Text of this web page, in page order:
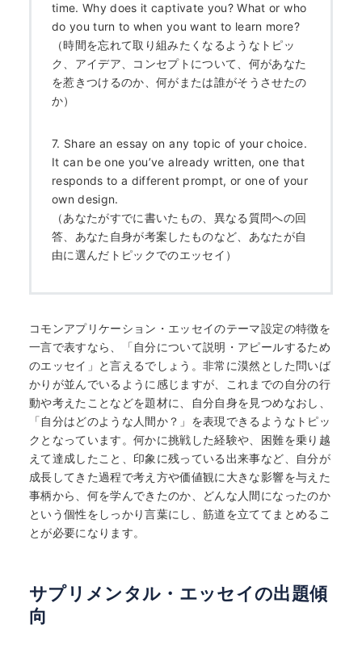
time. Why does it captivate you? What or who
do you turn to when you want to learn more?
（時間を忘れて取り組みたくなるようなトピッ
ク、アイデア、コンセプトについて、何があなた
を惹きつけるのか、何がまたは誰がそうさせたの
か）
7. Share an essay on any topic of your choice.
It can be one you’ve already written, one that
responds to a different prompt, or one of your
own design.
（あなたがすでに書いたもの、異なる質問への回
答、あなた自身が考案したものなど、あなたが自
由に選んだトピックでのエッセイ）
コモンアプリケーション・エッセイのテーマ設定の特徴を
一言で表すなら、「自分について説明・アピールするため
のエッセイ」と言えるでしょう。非常に漠然とした問いば
かりが並んでいるように感じますが、これまでの自分の行
動や考えたことなどを題材に、自分自身を見つめなおし、
「自分はどのような人間か？」を表現できるようなトピッ
クとなっています。何かに挑戦した経験や、困難を乗り越
えて達成したこと、印象に残っている出来事など、自分が
成長してきた過程で考え方や価値観に大きな影響を与えた
事柄から、何を学んできたのか、どんな人間になったのか
という個性をしっかり言葉にし、筋道を立ててまとめるこ
とが必要になります。
サプリメンタル・エッセイの出題傾
向